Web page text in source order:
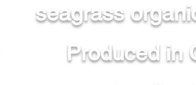
seagrass
Produced in